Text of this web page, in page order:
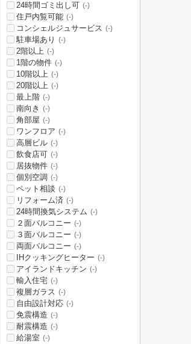
24時間ゴミ出し可 (-)
住戸内覧可能 (-)
コンシェルジュサービス (-)
駐車場あり (-)
2階以上 (-)
1階の物件 (-)
10階以上 (-)
20階以上 (-)
最上階 (-)
南向き (-)
角部屋 (-)
ワンフロア (-)
高層ビル (-)
飲食店可 (-)
居抜物件 (-)
個別空調 (-)
ペット相談 (-)
リフォーム済 (-)
24時間換気システム (-)
２面バルコニー (-)
３面バルコニー (-)
両面バルコニー (-)
IHクッキングヒーター (-)
アイランドキッチン (-)
輸入住宅 (-)
複層ガラス (-)
自由設計対応 (-)
免震構造 (-)
耐震構造 (-)
給湯室 (-)